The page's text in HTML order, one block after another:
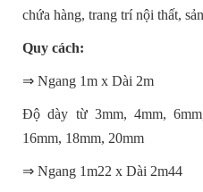
chứa hàng, trang trí nội thất,
Quy cách:
⇒ Ngang 1m x Dài 2m
Độ dày từ 3mm, 4mm,
16mm, 18mm, 20mm
⇒ Ngang 1m22 x Dài 2m44